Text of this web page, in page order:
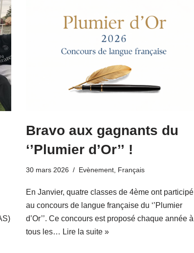
Bravo aux gagnants du
‘’Plumier d’Or’’ !
30 mars 2026 Evènement Français
En Janvier, quatre classes de 4ème ont participé
au concours de langue française du ‘’Plumier
d’Or’’. Ce concours est proposé chaque année à
tous les… Lire la suite »